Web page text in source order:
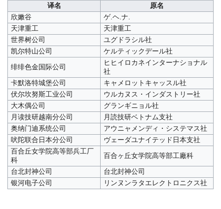
译名
原名
欣嫩谷
ゲ.ヘ.ナ.
天津重工
天津重工
世界树公司
ユグドラシル社
凯尔特山公司
ケルティックデール社
绯绯色金国际公司
ヒヒイロカネインターナショナル
社
卡默洛特城堡公司
キャメロットキャッスル社
伏尔坎努斯工业公司
ウルカヌス・インダストリー社
大木偶公司
グランギニョル社
月读技研越南分公司
月読技研ベトナム支社
奥纳门迪系统公司
アウニャメンディ・システマス社
吠陀联合日本分公司
ヴェーダユナイテッド日本支社
百合丘女学院高等部兵工厂
科
百合ヶ丘女学院高等部工廠科
台北封神公司
台北封神公司
银河电子公司
リンヌンラタエレクトロニクス社